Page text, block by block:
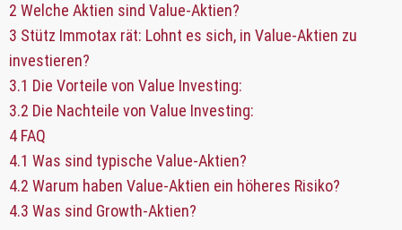
2 Welche Aktien sind Value-Aktien?
3 Stütz Immotax rät: Lohnt es sich, in Value-Aktien zu
investieren?
3.1 Die Vorteile von Value Investing:
3.2 Die Nachteile von Value Investing:
4 FAQ
4.1 Was sind typische Value-Aktien?
4.2 Warum haben Value-Aktien ein höheres Risiko?
4.3 Was sind Growth-Aktien?